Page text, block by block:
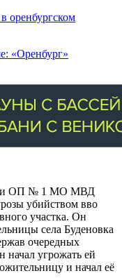
оренбургском
«Оренбург»
ОП № 1 МО МВД
убийством вво
участка. Он
села Буденовка
очередных
начал угрожать ей
и начал её